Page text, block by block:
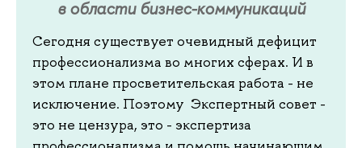
в области бизнес-коммуникаций
Сегодня существует очевидный дефицит
профессионализма во многих сферах. И в
этом плане просветительская работа - не
исключение. Поэтому Экспертный совет -
это не цензура, это - экспертиза